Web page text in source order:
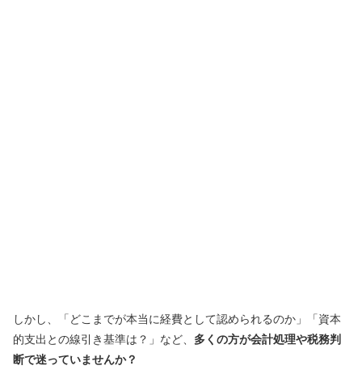
しかし、「どこまでが本当に経費として認められるのか」「資本
的支出との線引き基準は？」など、 多くの方が会計処理や税務判
断で迷っていませんか？